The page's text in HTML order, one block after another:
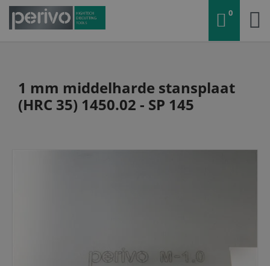
0
1 mm middelharde stansplaat
(HRC 35) 1450.02 - SP 145